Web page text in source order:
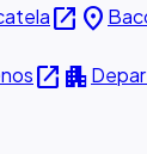
open_in_new place
open_in_new apartment